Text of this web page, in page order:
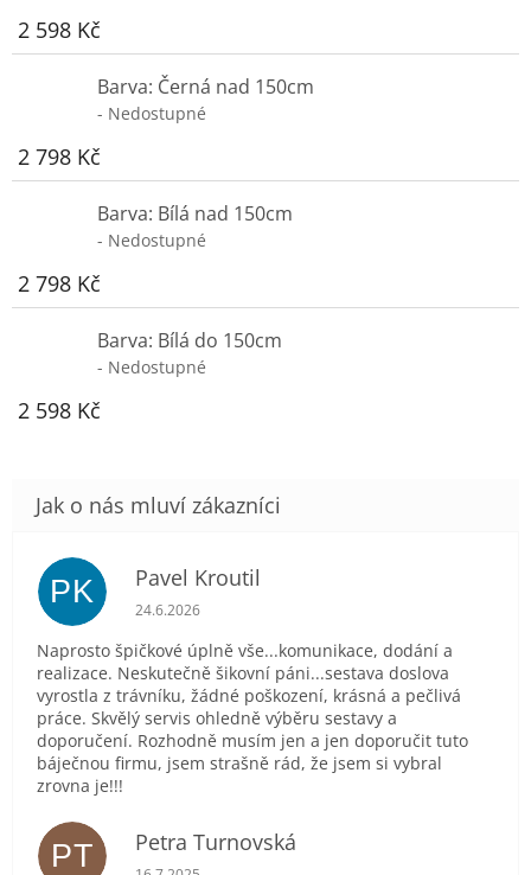
2 598 Kč
Barva: Černá nad 150cm
- Nedostupné
2 798 Kč
Barva: Bílá nad 150cm
- Nedostupné
2 798 Kč
Barva: Bílá do 150cm
- Nedostupné
2 598 Kč
PK Pavel Kroutil
Hodnocení obchodu je 5 z 5 hvězdiček.
24.6.2026
Naprosto špičkové úplně vše...komunikace, dodání a
realizace. Neskutečně šikovní páni...sestava doslova
vyrostla z trávníku, žádné poškození, krásná a pečlivá
práce. Skvělý servis ohledně výběru sestavy a
doporučení. Rozhodně musím jen a jen doporučit tuto
báječnou firmu, jsem strašně rád, že jsem si vybral
zrovna je!!!
PT Petra Turnovská
Hodnocení obchodu je 5 z 5 hvězdiček.